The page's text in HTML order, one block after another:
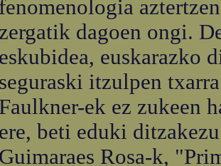
fenomenologia
zergatik dagoen ongi.
eskubidea, euskarazko
seguraski itzulpen
Faulkner-ek ez zukeen
ere, beti eduki
Guimaraes Rosa-k,